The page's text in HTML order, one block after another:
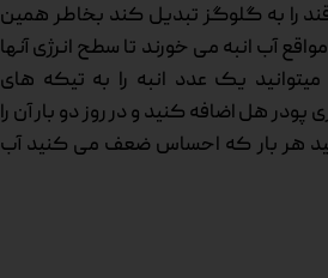
را به گلوگز تبدیل کند بخاطر همین
آب انبه می خورند تا سطح انرژی آنها
یک عدد انبه را به تیکه های
هل اضافه کنید و در روز دو بار آن را
هر بار که احساس ضعف می کنید آب